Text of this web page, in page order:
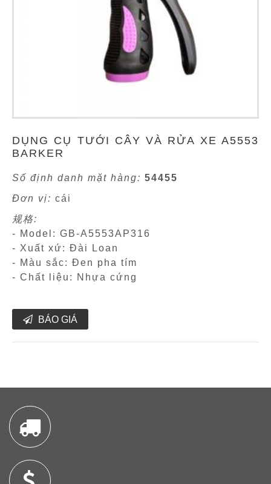
DỤNG CỤ TƯỚI CÂY VÀ RỬA XE A5553
BARKER
Số định danh mặt hàng: 54455
Đơn vị: cái
规格:
- Model: GB-A5553AP316
- Xuất xứ: Đài Loan
- Màu sắc: Đen pha tím
- Chất liệu: Nhựa cứng
BÁO GIÁ